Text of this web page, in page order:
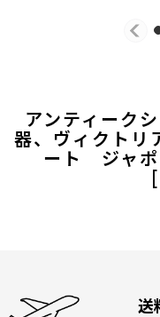
アンティーク
器、ヴィクト
ート ジャ
[
送